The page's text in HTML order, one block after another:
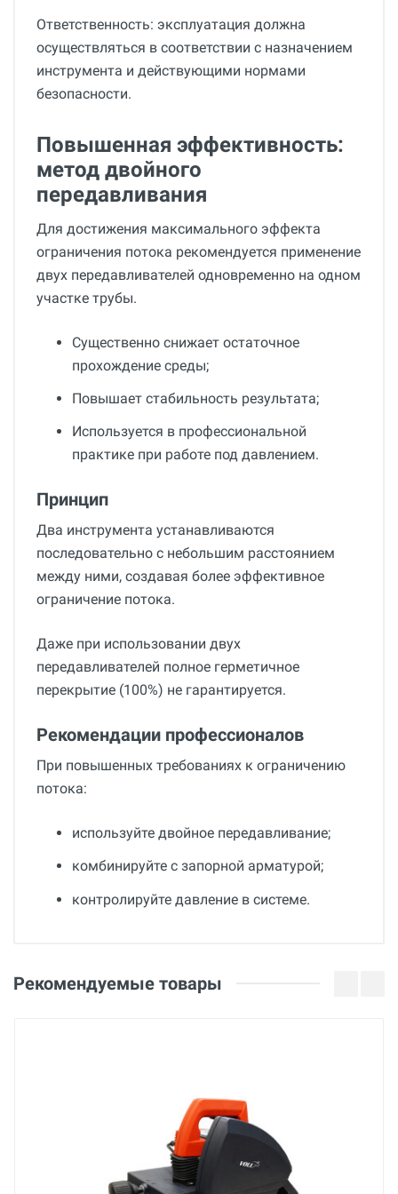
Ответственность: эксплуатация должна
осуществляться в соответствии с назначением
инструмента и действующими нормами
безопасности.
Повышенная эффективность:
метод двойного
передавливания
Для достижения максимального эффекта
ограничения потока рекомендуется применение
двух передавливателей одновременно на одном
участке трубы.
Существенно снижает остаточное
прохождение среды;
Повышает стабильность результата;
Используется в профессиональной
практике при работе под давлением.
Принцип
Два инструмента устанавливаются
последовательно с небольшим расстоянием
между ними, создавая более эффективное
ограничение потока.
Даже при использовании двух
передавливателей полное герметичное
перекрытие (100%) не гарантируется.
Рекомендации профессионалов
При повышенных требованиях к ограничению
потока:
используйте двойное передавливание;
комбинируйте с запорной арматурой;
контролируйте давление в системе.
36 месяцев
Оценка
Рекомендуемые товары